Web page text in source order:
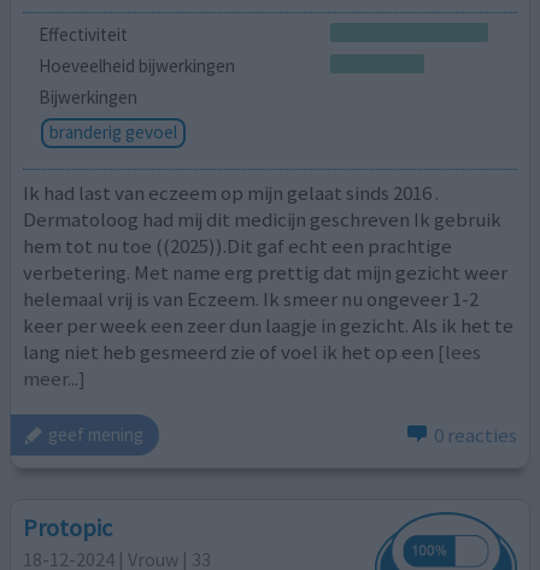
Effectiviteit
Hoeveelheid bijwerkingen
Bijwerkingen
branderig gevoel
Ik had last van eczeem op mijn gelaat sinds 2016 .
Dermatoloog had mij dit medicijn geschreven Ik gebruik
hem tot nu toe ((2025)).Dit gaf echt een prachtige
verbetering. Met name erg prettig dat mijn gezicht weer
helemaal vrij is van Eczeem. Ik smeer nu ongeveer 1-2
keer per week een zeer dun laagje in gezicht. Als ik het te
lang niet heb gesmeerd zie of voel ik het op een [lees
meer...]
geef mening 0 reacties
Protopic
18-12-2024 | Vrouw | 33